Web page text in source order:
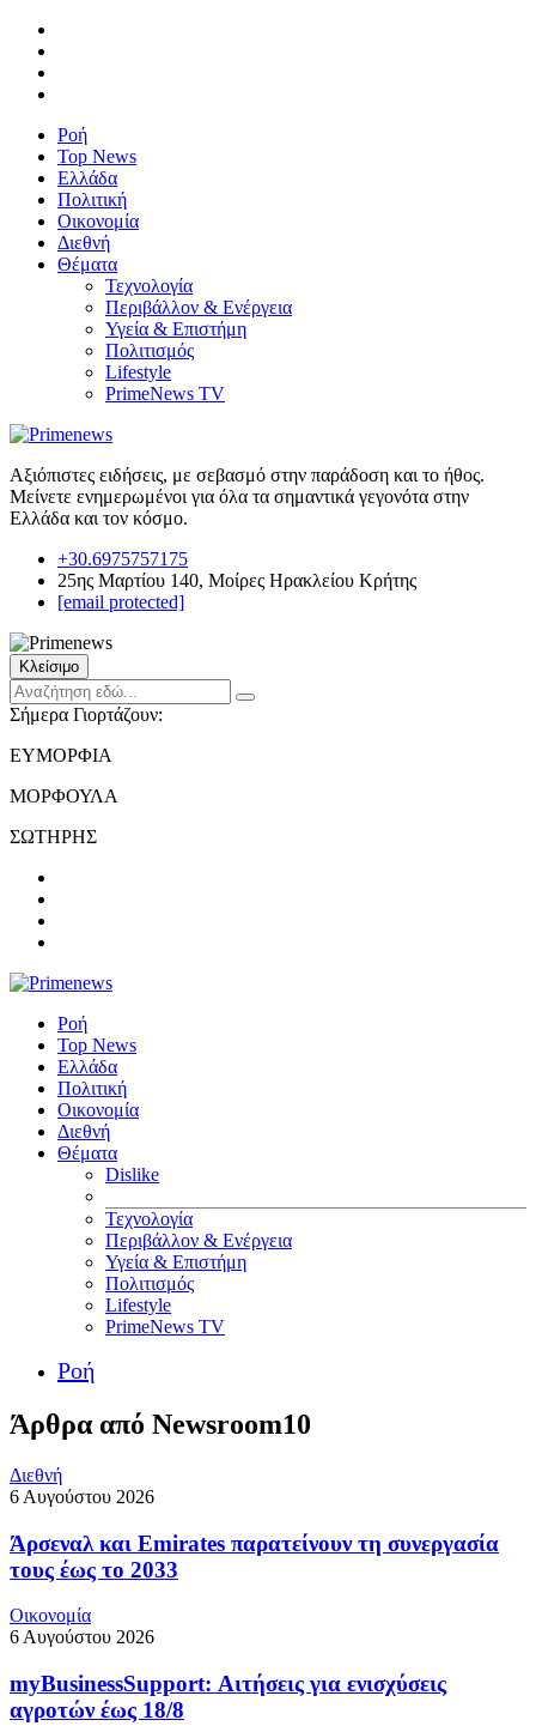
Ροή
Top News
Ελλάδα
Πολιτική
Οικονομία
Διεθνή
Θέματα
Τεχνολογία
Περιβάλλον & Ενέργεια
Υγεία & Επιστήμη
Πολιτισμός
Lifestyle
PrimeNews TV
Αξιόπιστες ειδήσεις, με σεβασμό στην παράδοση και το ήθος.
Μείνετε ενημερωμένοι για όλα τα σημαντικά γεγονότα στην
Ελλάδα και τον κόσμο.
+30.6975757175
25ης Μαρτίου 140, Μοίρες Ηρακλείου Κρήτης
[email protected]
Κλείσιμο
Σήμερα Γιορτάζουν:
ΕΥΜΟΡΦΙΑ
ΜΟΡΦΟΥΛΑ
ΣΩΤΗΡΗΣ
Ροή
Top News
Ελλάδα
Πολιτική
Οικονομία
Διεθνή
Θέματα
Dislike
Τεχνολογία
Περιβάλλον & Ενέργεια
Υγεία & Επιστήμη
Πολιτισμός
Lifestyle
PrimeNews TV
Ροή
Άρθρα από Newsroom10
Διεθνή
6 Αυγούστου 2026
Άρσεναλ και Emirates παρατείνουν τη συνεργασία
τους έως το 2033
Οικονομία
6 Αυγούστου 2026
myBusinessSupport: Αιτήσεις για ενισχύσεις
αγροτών έως 18/8